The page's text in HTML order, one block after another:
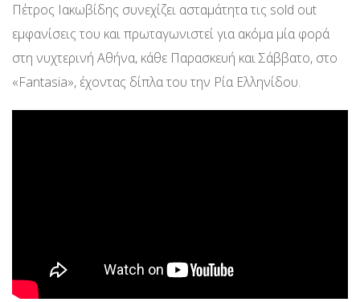
Πέτρος Ιακωβίδης συνεχίζει ασταμάτητα τις sold out
εμφανίσεις του και πρωταγωνιστεί για ακόμα μία φορά
στη νυχτερινή Αθήνα, κάθε Παρασκευή και Σάββατο, στο
«Fantasia», έχοντας δίπλα του την Ρία Ελληνίδου.